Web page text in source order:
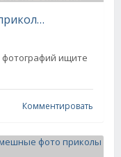
Интересные и веселые фото приколы из нашей жизни
ищите
Комментировать